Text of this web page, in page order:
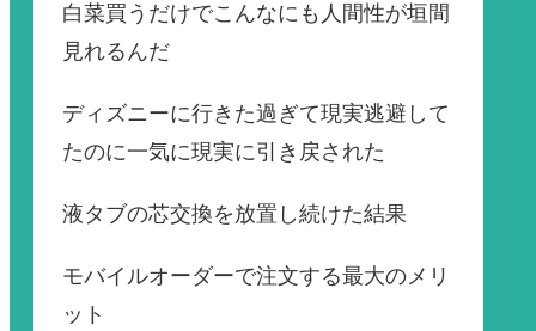
白菜買うだけでこんなにも人間性が垣間
見れるんだ
ディズニーに行きた過ぎて現実逃避して
たのに一気に現実に引き戻された
液タブの芯交換を放置し続けた結果
モバイルオーダーで注文する最大のメリ
ット